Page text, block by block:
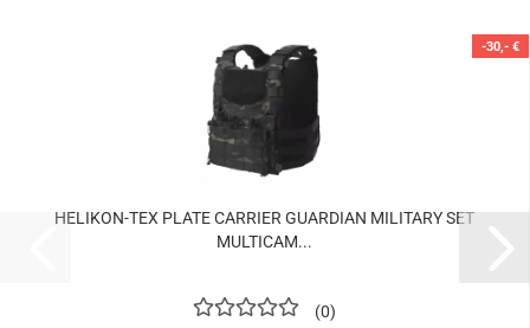
-30,- €
HELIKON-TEX PLATE CARRIER GUARDIAN MILITARY SET
MULTICAM...
0